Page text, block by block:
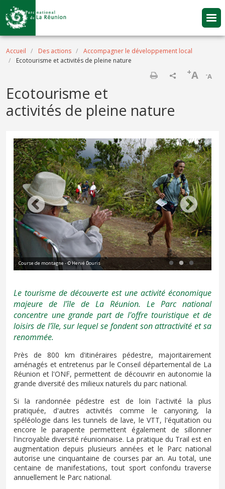
Aller au contenu principal
Fil d'Ariane
Accueil Des actions
Accompagner le développement local
Ecotourisme et activités de pleine nature
-A
+A
Ecotourisme et
activités de pleine nature
Course de montagne - © Hervé Douris
Le tourisme de découverte est une activité économique
majeure de l'île de La Réunion. Le Parc national
concentre une grande part de l'offre touristique et de
loisirs de l'île, sur lequel se fondent son attractivité et sa
renommée.
Près de 800 km d'itinéraires pédestre, majoritairement
aménagés et entretenus par le Conseil départemental de La
Réunion et l'ONF, permettent de découvrir en autonomie la
grande diversité des milieux naturels du parc national.
Si la randonnée pédestre est de loin l'activité la plus
pratiquée, d'autres activités comme le canyoning, la
spéléologie dans les tunnels de lave, le VTT, l'équitation ou
encore le parapente permettent également de sillonner
l'incroyable diversité réunionnaise. La pratique du Trail est en
augmentation depuis plusieurs années et le Parc national
autorise une cinquantaine de courses par an. Au total, une
centaine de manifestations, tout sport confondu traverse
annuellement le Parc national.